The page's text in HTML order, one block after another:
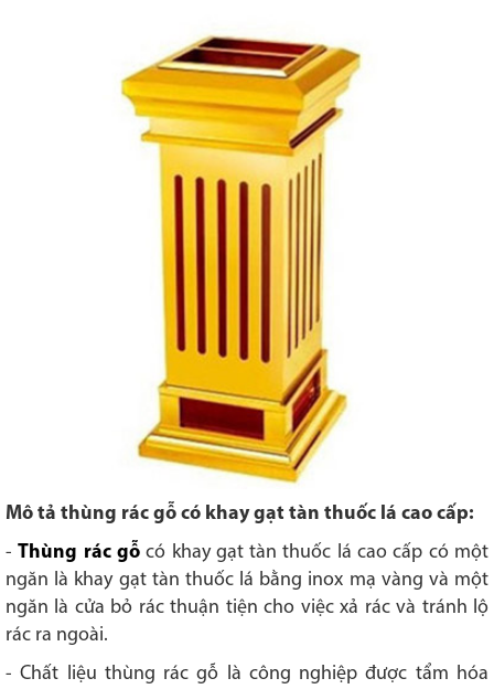
Mô tả thùng rác gỗ có khay gạt tàn thuốc lá cao cấp:
-Thùng rác gỗcó khay gạt tàn thuốc lá cao cấp có một
ngăn là khay gạt tàn thuốc lá bằng inox mạ vàng và một
ngăn là cửa bỏ rác thuận tiện cho việc xả rác và tránh lộ
rác ra ngoài.
- Chất liệu thùng rác gỗ là công nghiệp được tẩm hóa